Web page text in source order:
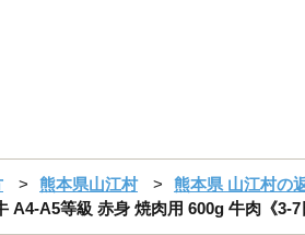
熊本県山江村
熊本県 山江村の
A4-A5等級 赤身 焼肉用 600g 牛肉《3-